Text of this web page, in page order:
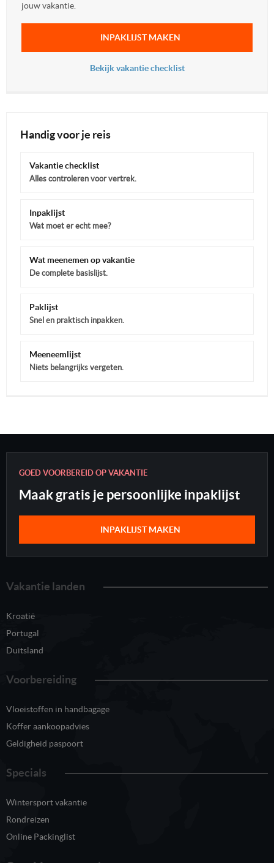
jouw vakantie.
INPAKLIJST MAKEN
Bekijk vakantie checklist
Handig voor je reis
Vakantie checklist
Alles controleren voor vertrek.
Inpaklijst
Wat moet er echt mee?
Wat meenemen op vakantie
De complete basislijst.
Paklijst
Snel en praktisch inpakken.
Meeneemlijst
Niets belangrijks vergeten.
GOED VOORBEREID OP VAKANTIE
Maak gratis je persoonlijke inpaklijst
INPAKLIJST MAKEN
Vakantie landen
Kroatië
Portugal
Duitsland
Voorbereiding
Vloeistoffen in handbagage
Koffer aankoopadvies
Geldigheid paspoort
Specials
Wintersport vakantie
Rondreizen
Online Packinglist